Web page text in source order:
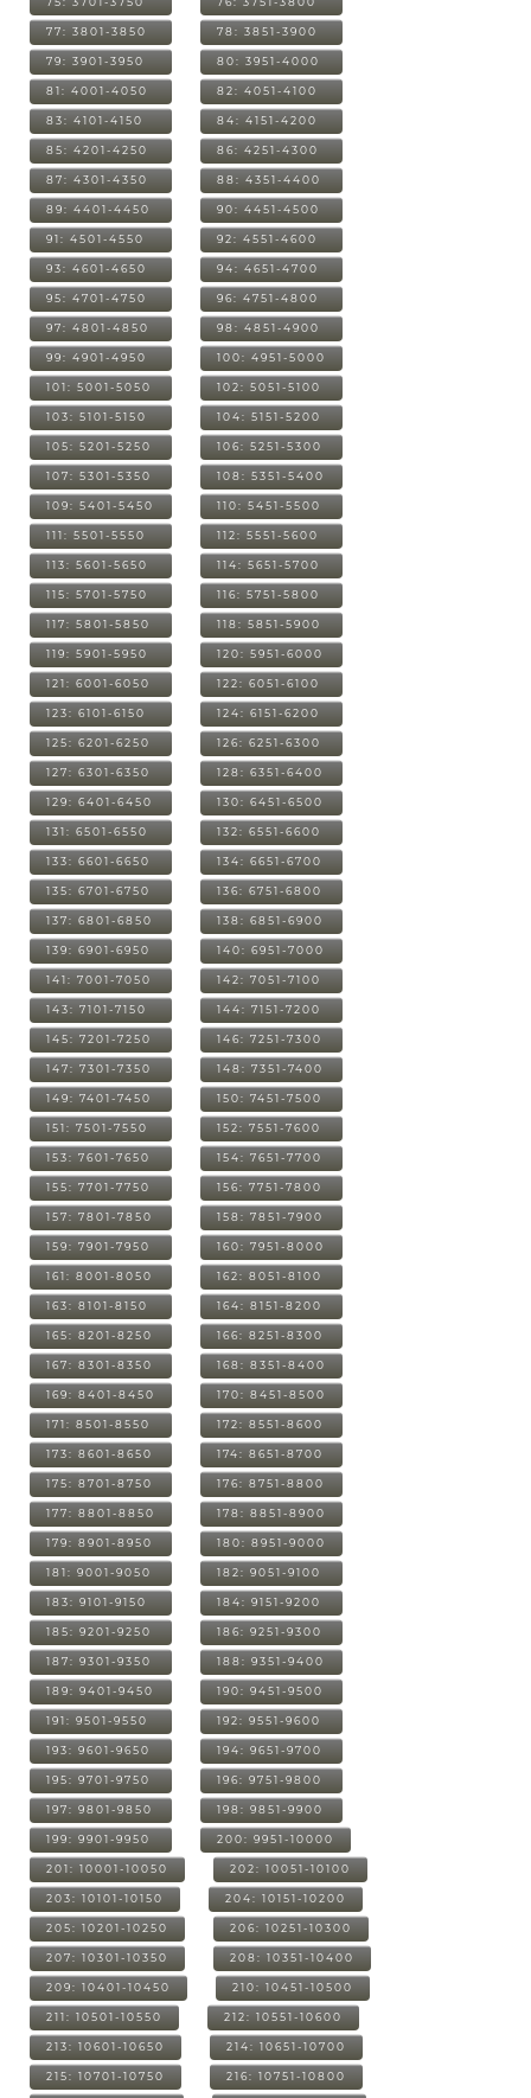
77: 3801-3850 78: 3851-3900
79: 3901-3950 80: 3951-4000
81: 4001-4050 82: 4051-4100
83: 4101-4150 84: 4151-4200
85: 4201-4250 86: 4251-4300
87: 4301-4350 88: 4351-4400
89: 4401-4450 90: 4451-4500
91: 4501-4550 92: 4551-4600
93: 4601-4650 94: 4651-4700
95: 4701-4750 96: 4751-4800
97: 4801-4850 98: 4851-4900
99: 4901-4950 100: 4951-5000
101: 5001-5050 102: 5051-5100
103: 5101-5150 104: 5151-5200
105: 5201-5250 106: 5251-5300
107: 5301-5350 108: 5351-5400
109: 5401-5450 110: 5451-5500
111: 5501-5550 112: 5551-5600
113: 5601-5650 114: 5651-5700
115: 5701-5750 116: 5751-5800
117: 5801-5850 118: 5851-5900
119: 5901-5950 120: 5951-6000
121: 6001-6050 122: 6051-6100
123: 6101-6150 124: 6151-6200
125: 6201-6250 126: 6251-6300
127: 6301-6350 128: 6351-6400
129: 6401-6450 130: 6451-6500
131: 6501-6550 132: 6551-6600
133: 6601-6650 134: 6651-6700
135: 6701-6750 136: 6751-6800
137: 6801-6850 138: 6851-6900
139: 6901-6950 140: 6951-7000
141: 7001-7050 142: 7051-7100
143: 7101-7150 144: 7151-7200
145: 7201-7250 146: 7251-7300
147: 7301-7350 148: 7351-7400
149: 7401-7450 150: 7451-7500
151: 7501-7550 152: 7551-7600
153: 7601-7650 154: 7651-7700
155: 7701-7750 156: 7751-7800
157: 7801-7850 158: 7851-7900
159: 7901-7950 160: 7951-8000
161: 8001-8050 162: 8051-8100
163: 8101-8150 164: 8151-8200
165: 8201-8250 166: 8251-8300
167: 8301-8350 168: 8351-8400
169: 8401-8450 170: 8451-8500
171: 8501-8550 172: 8551-8600
173: 8601-8650 174: 8651-8700
175: 8701-8750 176: 8751-8800
177: 8801-8850 178: 8851-8900
179: 8901-8950 180: 8951-9000
181: 9001-9050 182: 9051-9100
183: 9101-9150 184: 9151-9200
185: 9201-9250 186: 9251-9300
187: 9301-9350 188: 9351-9400
189: 9401-9450 190: 9451-9500
191: 9501-9550 192: 9551-9600
193: 9601-9650 194: 9651-9700
195: 9701-9750 196: 9751-9800
197: 9801-9850 198: 9851-9900
199: 9901-9950 200: 9951-10000
201: 10001-10050 202: 10051-10100
203: 10101-10150 204: 10151-10200
205: 10201-10250 206: 10251-10300
207: 10301-10350 208: 10351-10400
209: 10401-10450 210: 10451-10500
211: 10501-10550 212: 10551-10600
213: 10601-10650 214: 10651-10700
215: 10701-10750 216: 10751-10800